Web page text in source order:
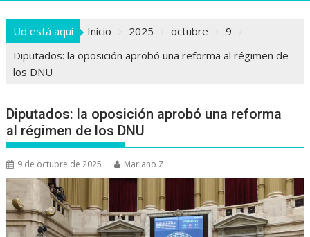
Ud está aquí Inicio 2025 octubre
9
Diputados: la oposición aprobó una reforma al régimen de
los DNU
Diputados: la oposición aprobó una reforma
al régimen de los DNU
9 de octubre de 2025 Mariano Z